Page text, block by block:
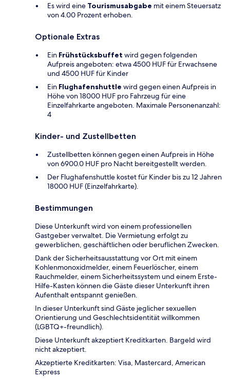
Es wird eine Tourismusabgabe mit einem Steuersatz
von 4.00 Prozent erhoben.
Optionale Extras
Ein Frühstücksbuffet wird gegen folgenden
Aufpreis angeboten: etwa 4500 HUF für Erwachsene
und 4500 HUF für Kinder
Ein Flughafenshuttle wird gegen einen Aufpreis in
Höhe von 18000 HUF pro Fahrzeug für eine
Einzelfahrkarte angeboten. Maximale Personenanzahl:
4
Kinder- und Zustellbetten
Zustellbetten können gegen einen Aufpreis in Höhe
von 6900.0 HUF pro Nacht bereitgestellt werden.
Der Flughafenshuttle kostet für Kinder bis zu 12 Jahren
18000 HUF (Einzelfahrkarte).
Bestimmungen
Diese Unterkunft wird von einem professionellen
Gastgeber verwaltet. Die Vermietung erfolgt zu
gewerblichen, geschäftlichen oder beruflichen Zwecken.
Dank der Sicherheitsausstattung vor Ort mit einem
Kohlenmonoxidmelder, einem Feuerlöscher, einem
Rauchmelder, einem Sicherheitssystem und einem Erste-
Hilfe-Kasten können die Gäste dieser Unterkunft ihren
Aufenthalt entspannt genießen.
In dieser Unterkunft sind Gäste jeglicher sexuellen
Orientierung und Geschlechtsidentität willkommen
(LGBTQ+-freundlich).
Diese Unterkunft akzeptiert Kreditkarten. Bargeld wird
nicht akzeptiert.
Akzeptierte Kreditkarten: Visa, Mastercard, American
Express